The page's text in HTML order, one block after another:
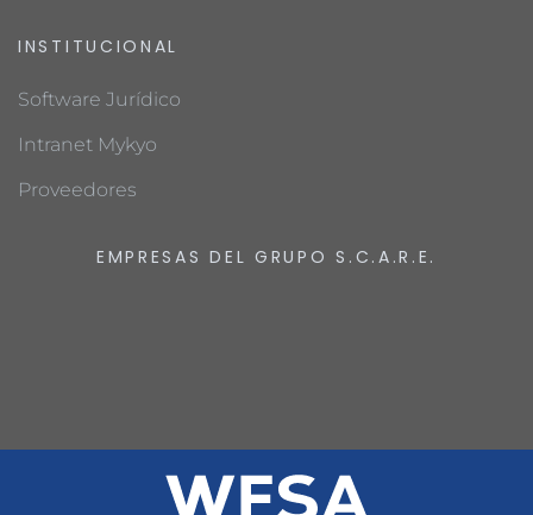
INSTITUCIONAL
Software Jurídico
Intranet Mykyo
Proveedores
EMPRESAS DEL GRUPO S.C.A.R.E.